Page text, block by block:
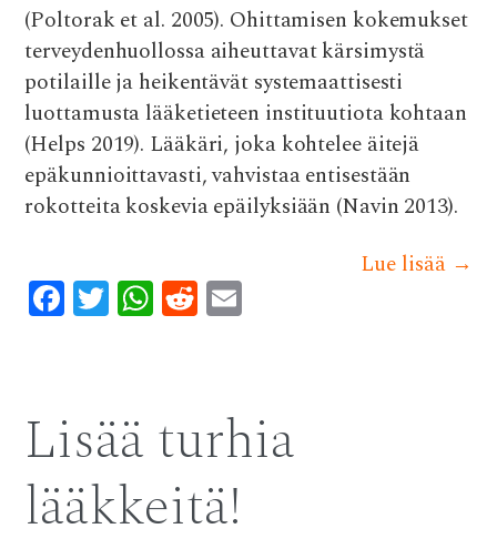
(Poltorak et al. 2005). Ohittamisen kokemukset
terveydenhuollossa aiheuttavat kärsimystä
potilaille ja heikentävät systemaattisesti
luottamusta lääketieteen instituutiota kohtaan
(Helps 2019). Lääkäri, joka kohtelee äitejä
epäkunnioittavasti, vahvistaa entisestään
rokotteita koskevia epäilyksiään (Navin 2013).
Lue lisää →
F
ac
o
o
k
T
w
r
W
h
A
p
p
R
e
di
t
Lisää turhia
lääkkeitä!